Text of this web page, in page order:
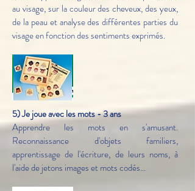
au visage, sur la couleur des cheveux, des yeux,
de la peau et analyse des différentes parties du
visage en fonction des sentiments exprimés.
5) Je joue avec les mots - 3 ans
Apprendre les mots en s'amusant.
Reconnaissance d'objets familiers,
apprentissage de l'écriture, de leurs noms, à
l'aide de jetons images et mots codés...